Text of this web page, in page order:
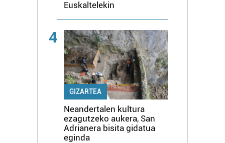
Euskaltelekin
4
GIZARTEA
Neandertalen kultura
ezagutzeko aukera, San
Adrianera bisita gidatua
eginda